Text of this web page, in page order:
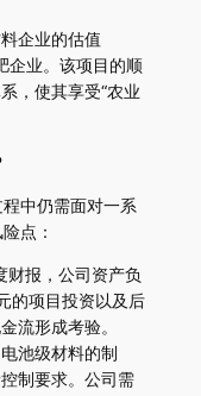
企业的估值
企业。该项目的顺
，使其享受“农业
中仍需面对一系
点：
财报，公司资产负
的项目投资以及后
流形成考验。
池级材料的制
制要求。公司需